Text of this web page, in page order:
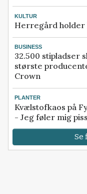
KULTUR
Herregård holder
BUSINESS
32.500 stipladser
største
Crown
PLANTER
Kvælstofkaos på
- Jeg føler mig
Se